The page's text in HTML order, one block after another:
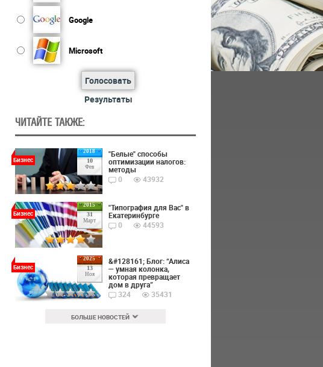
Google
Microsoft
Голосовать
Результаты
ЧИТАЙТЕ ТАКЖЕ:
2018
10
Фев
Бизнес
"Белые" способы
оптимизации налогов:
методы
0
43932
2015
31
Март
Бизнес
"Типография для Вас" в
Екатеринбурге
0
44593
2025
13
Ноя
Бизнес
&#128161; Блог: “Алиса
— умная колонка,
которая превращает
дом в друга”
324
35431
БОЛЬШЕ НОВОСТЕЙ